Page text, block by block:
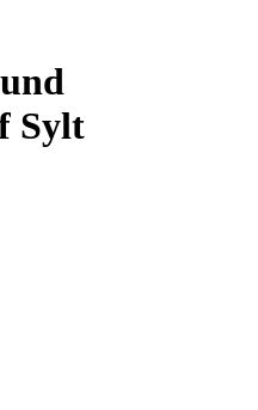
Sylt